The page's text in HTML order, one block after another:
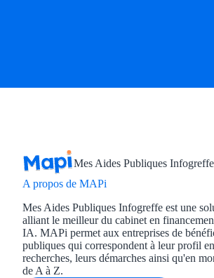
Mes Aides Publiques Infogreffe
A propos de MAPi
Mes Aides Publiques Infogreffe est une
alliant le meilleur du cabinet en
IA. MAPi permet aux entreprises de
publiques qui correspondent à leur profil
recherches, leurs démarches ainsi qu'en
de A à Z.